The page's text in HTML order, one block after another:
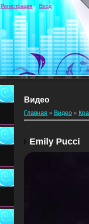
Регистрация Вход
Видео
Главная » Видео »
Emily Pucci